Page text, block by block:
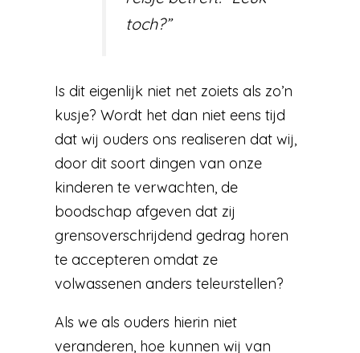
toch?”
Is dit eigenlijk niet net zoiets als zo’n
kusje? Wordt het dan niet eens tijd
dat wij ouders ons realiseren dat wij,
door dit soort dingen van onze
kinderen te verwachten, de
boodschap afgeven dat zij
grensoverschrijdend gedrag horen
te accepteren omdat ze
volwassenen anders teleurstellen?
Als we als ouders hierin niet
veranderen, hoe kunnen wij van